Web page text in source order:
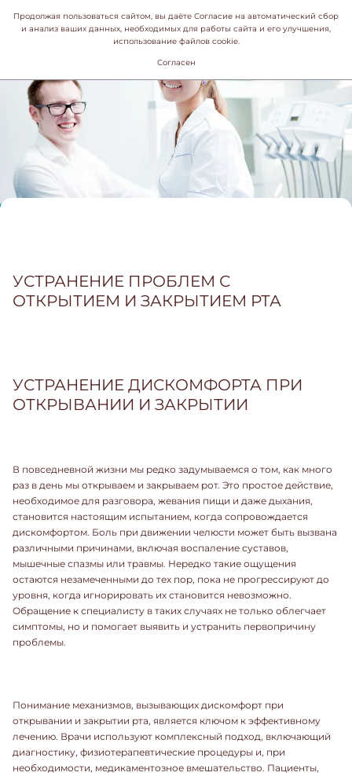
УСТРАНЕНИЕ ПРОБЛЕМ С
ОТКРЫТИЕМ И ЗАКРЫТИЕМ РТА
УСТРАНЕНИЕ ДИСКОМФОРТА ПРИ
ОТКРЫВАНИИ И ЗАКРЫТИИ
В повседневной жизни мы редко задумываемся о том, как много
раз в день мы открываем и закрываем рот. Это простое действие,
необходимое для разговора, жевания пищи и даже дыхания,
становится настоящим испытанием, когда сопровождается
дискомфортом. Боль при движении челюсти может быть вызвана
различными причинами, включая воспаление суставов,
мышечные спазмы или травмы. Нередко такие ощущения
остаются незамеченными до тех пор, пока не прогрессируют до
уровня, когда игнорировать их становится невозможно.
Обращение к специалисту в таких случаях не только облегчает
симптомы, но и помогает выявить и устранить первопричину
проблемы.
Понимание механизмов, вызывающих дискомфорт при
открывании и закрытии рта, является ключом к эффективному
лечению. Врачи используют комплексный подход, включающий
диагностику, физиотерапевтические процедуры и, при
необходимости, медикаментозное вмешательство. Пациенты,
Продолжая пользоваться сайтом, вы даёте Согласие на автоматический сбор
и анализ ваших данных, необходимых для работы сайта и его улучшения,
использование файлов cookie.
Согласен